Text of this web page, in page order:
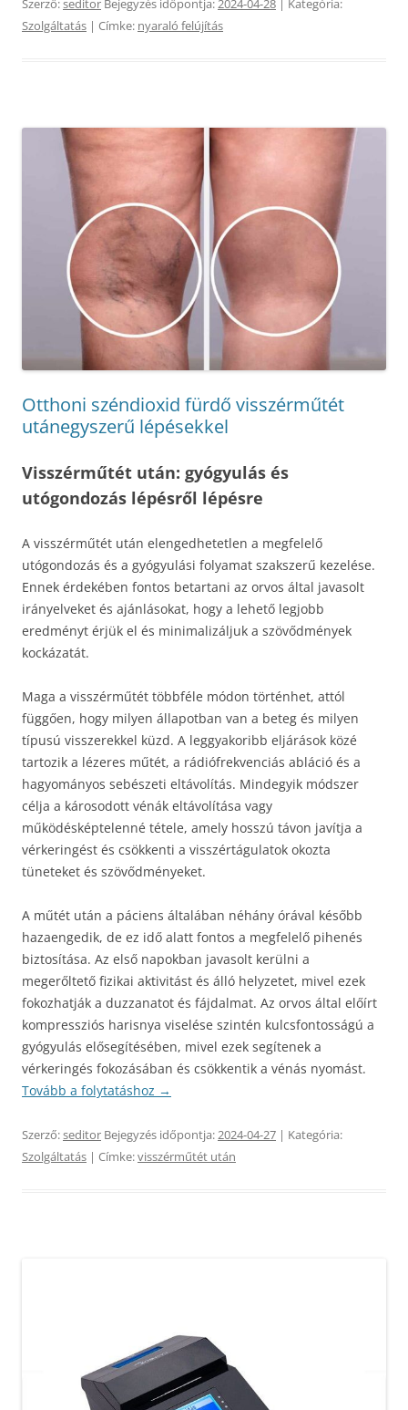
Szerző:seditor Bejegyzés időpontja:2024-04-28 | Kategória:
Szolgáltatás | Címke: nyaraló felújítás
Otthoni széndioxid fürdő visszérműtét
utánegyszerű lépésekkel
Visszérműtét után: gyógyulás és
utógondozás lépésről lépésre
A visszérműtét után elengedhetetlen a megfelelő
utógondozás és a gyógyulási folyamat szakszerű kezelése.
Ennek érdekében fontos betartani az orvos által javasolt
irányelveket és ajánlásokat, hogy a lehető legjobb
eredményt érjük el és minimalizáljuk a szövődmények
kockázatát.
Maga a visszérműtét többféle módon történhet, attól
függően, hogy milyen állapotban van a beteg és milyen
típusú visszerekkel küzd. A leggyakoribb eljárások közé
tartozik a lézeres műtét, a rádiófrekvenciás abláció és a
hagyományos sebészeti eltávolítás. Mindegyik módszer
célja a károsodott vénák eltávolítása vagy
működésképtelenné tétele, amely hosszú távon javítja a
vérkeringést és csökkenti a visszértágulatok okozta
tüneteket és szövődményeket.
A műtét után a páciens általában néhány órával később
hazaengedik, de ez idő alatt fontos a megfelelő pihenés
biztosítása. Az első napokban javasolt kerülni a
megerőltető fizikai aktivitást és álló helyzetet, mivel ezek
fokozhatják a duzzanatot és fájdalmat. Az orvos által előírt
kompressziós harisnya viselése szintén kulcsfontosságú a
gyógyulás elősegítésében, mivel ezek segítenek a
vérkeringés fokozásában és csökkentik a vénás nyomást.
Tovább a folytatáshoz →
Szerző:seditor Bejegyzés időpontja:2024-04-27 | Kategória:
Szolgáltatás | Címke:visszérműtét után